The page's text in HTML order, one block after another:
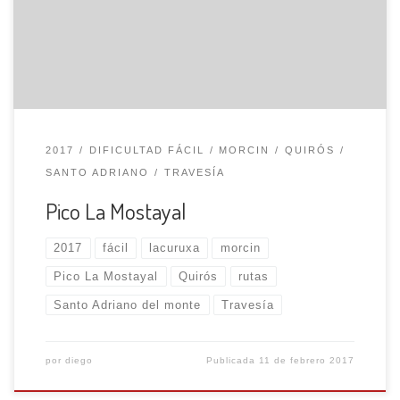
2017 DIFICULTAD FÁCIL MORCIN QUIRÓS
SANTO ADRIANO TRAVESÍA
Pico La Mostayal
2017 fácil lacuruxa morcin
Pico La Mostayal Quirós rutas
Santo Adriano del monte Travesía
por diego Publicada 11 de febrero 2017